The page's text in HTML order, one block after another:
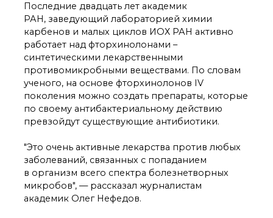
Центр коллективного
пользования
Института
органической химии
РАН (ЦКП ИОХ РАН)
Библиотека
Инфоресурсы
Профком
Документы
Контакты
Основные
направления
деятельности
Важнейшие
Последние двадцать лет академик
РАН, заведующий лабораторией химии
карбенов и малых циклов ИОХ РАН активно
работает над фторхинолонами –
синтетическими лекарственными
противомикробными веществами. По словам
ученого, на основе фторхинолонов IV
поколения можно создать препараты, которые
по своему антибактериальному действию
превзойдут существующие антибиотики.
"Это очень активные лекарства против любых
заболеваний, связанных с попаданием
в организм всего спектра болезнетворных
микробов", — рассказал журналистам
академик Олег Нефедов.